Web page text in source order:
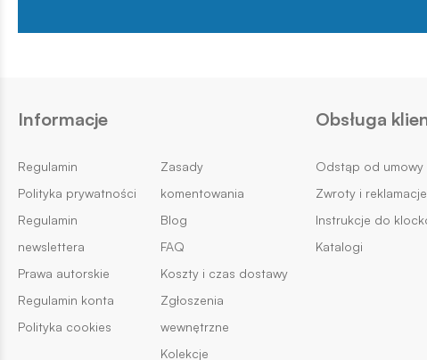
Informacje
Regulamin
Polityka prywatności
Regulamin
newslettera
Prawa autorskie
Regulamin konta
Polityka cookies
Zasady
komentowania
Blog
FAQ
Koszty i czas dostawy
Zgłoszenia
wewnętrzne
Kolekcje
Obsługa
Odstąp od umowy
Zwroty i reklamacje
Instrukcje do
Katalogi